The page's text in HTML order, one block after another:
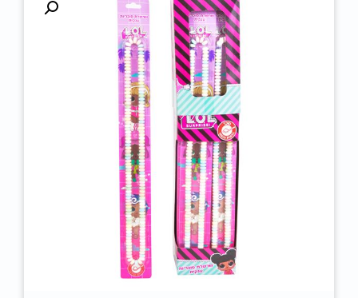
סוכריות לקישוט עיגולים - צהובים
10₪